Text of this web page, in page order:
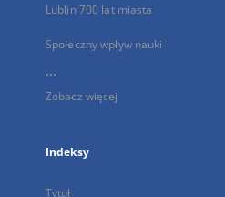
Lublin 700 lat miasta
Społeczny wpływ nauki
...
Zobacz więcej
Indeksy
Tytuł